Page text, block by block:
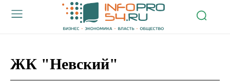
ЖК "Невский"